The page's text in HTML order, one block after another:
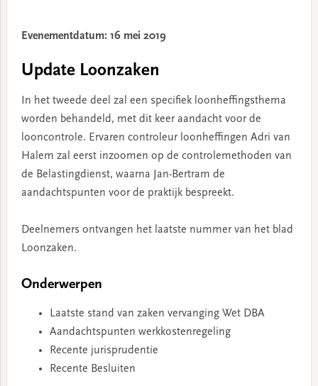
Evenementdatum: 16 mei 2019
Update Loonzaken
In het tweede deel zal een specifiek loonheffingsthema
worden behandeld, met dit keer aandacht voor de
looncontrole. Ervaren controleur loonheffingen Adri van
Halem zal eerst inzoomen op de controlemethoden van
de Belastingdienst, waarna Jan-Bertram de
aandachtspunten voor de praktijk bespreekt.
Deelnemers ontvangen het laatste nummer van het blad
Loonzaken.
Onderwerpen
Laatste stand van zaken vervanging Wet DBA
Aandachtspunten werkkostenregeling
Recente jurisprudentie
Recente Besluiten